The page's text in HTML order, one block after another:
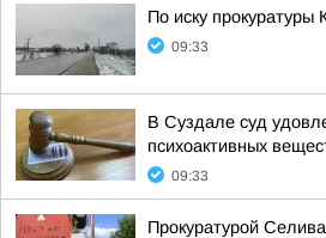
По иску
09:33
В Суздале суд
психоактивных
09:33
Прокуратурой